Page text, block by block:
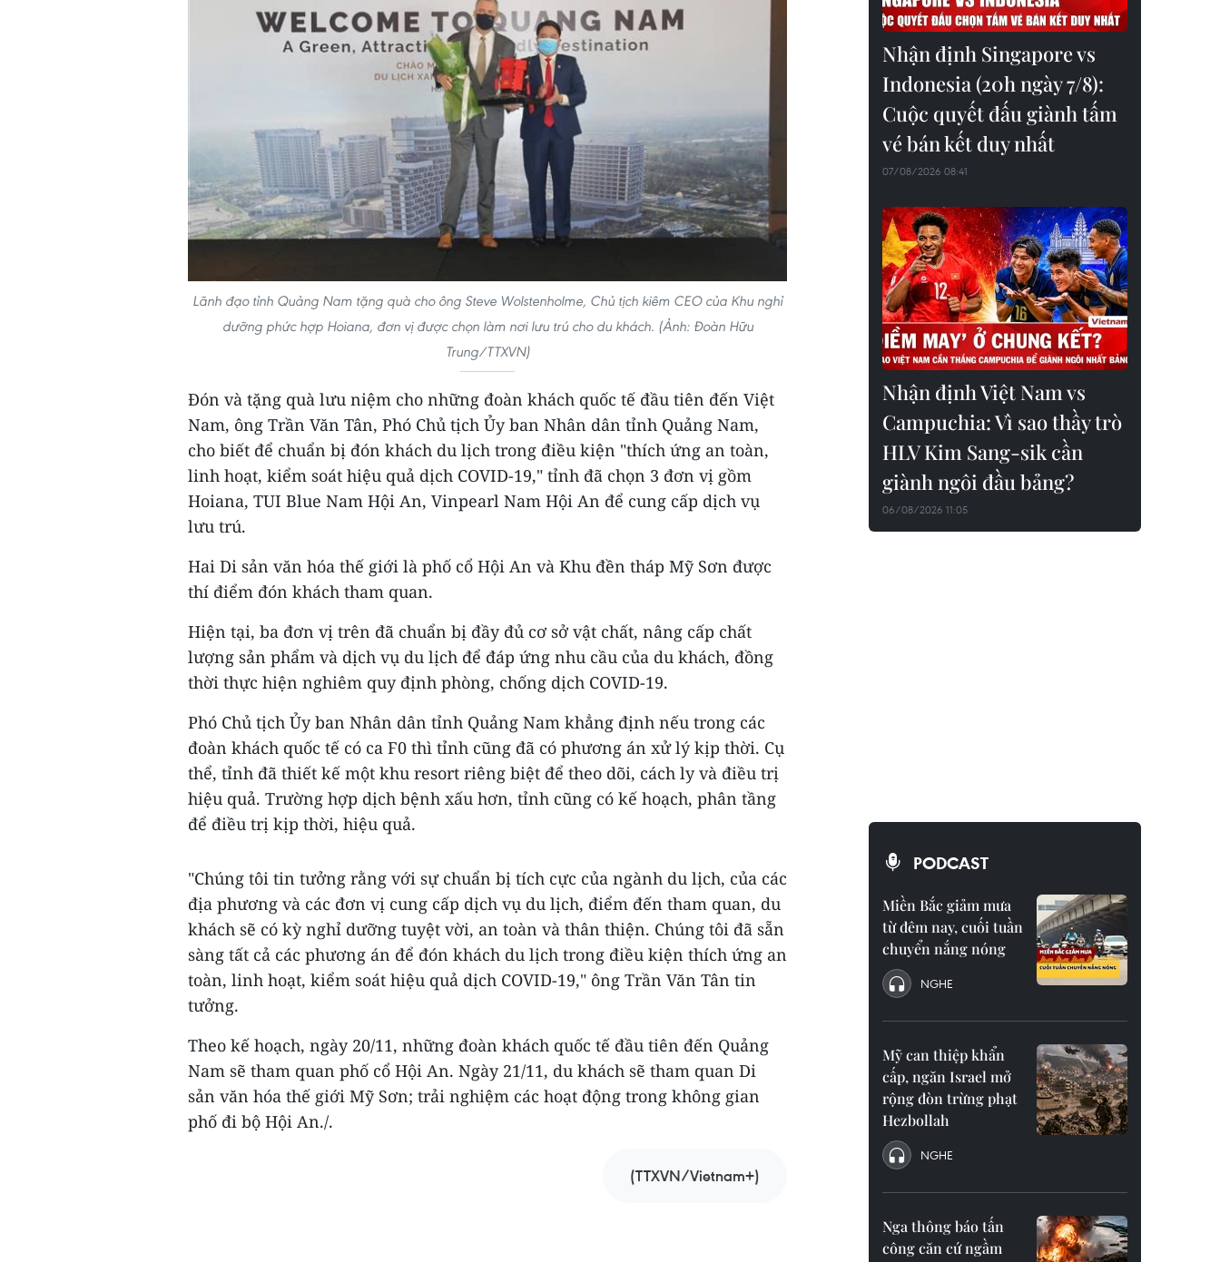
Lãnh đạo tỉnh Quảng Nam tặng quà cho ông Steve Wolstenholme, Chủ tịch kiêm CEO của Khu nghỉ
dưỡng phức hợp Hoiana, đơn vị được chọn làm nơi lưu trú cho du khách. (Ảnh: Đoàn Hữu
Trung/TTXVN)
Đón và tặng quà lưu niệm cho những đoàn khách quốc tế đầu tiên đến Việt
Nam, ông Trần Văn Tân, Phó Chủ tịch Ủy ban Nhân dân tỉnh Quảng Nam,
cho biết để chuẩn bị đón khách du lịch trong điều kiện "thích ứng an toàn,
linh hoạt, kiểm soát hiệu quả dịch COVID-19," tỉnh đã chọn 3 đơn vị gồm
Hoiana, TUI Blue Nam Hội An, Vinpearl Nam Hội An để cung cấp dịch vụ
lưu trú.
Hai Di sản văn hóa thế giới là phố cổ Hội An và Khu đền tháp Mỹ Sơn được
thí điểm đón khách tham quan.
Hiện tại, ba đơn vị trên đã chuẩn bị đầy đủ cơ sở vật chất, nâng cấp chất
lượng sản phẩm và dịch vụ du lịch để đáp ứng nhu cầu của du khách, đồng
thời thực hiện nghiêm quy định phòng, chống dịch COVID-19.
Phó Chủ tịch Ủy ban Nhân dân tỉnh Quảng Nam khẳng định nếu trong các
đoàn khách quốc tế có ca F0 thì tỉnh cũng đã có phương án xử lý kịp thời. Cụ
thể, tỉnh đã thiết kế một khu resort riêng biệt để theo dõi, cách ly và điều trị
hiệu quả. Trường hợp dịch bệnh xấu hơn, tỉnh cũng có kế hoạch, phân tầng
để điều trị kịp thời, hiệu quả.
"Chúng tôi tin tưởng rằng với sự chuẩn bị tích cực của ngành du lịch, của các
địa phương và các đơn vị cung cấp dịch vụ du lịch, điểm đến tham quan, du
khách sẽ có kỳ nghỉ dưỡng tuyệt vời, an toàn và thân thiện. Chúng tôi đã sẵn
sàng tất cả các phương án để đón khách du lịch trong điều kiện thích ứng an
toàn, linh hoạt, kiểm soát hiệu quả dịch COVID-19," ông Trần Văn Tân tin
tưởng.
Theo kế hoạch, ngày 20/11, những đoàn khách quốc tế đầu tiên đến Quảng
Nam sẽ tham quan phố cổ Hội An. Ngày 21/11, du khách sẽ tham quan Di
sản văn hóa thế giới Mỹ Sơn; trải nghiệm các hoạt động trong không gian
phố đi bộ Hội An./.
(TTXVN/Vietnam+)
Nhận định Singapore vs
Indonesia (20h ngày 7/8):
Cuộc quyết đấu giành tấm
vé bán kết duy nhất
07/08/2026 08:41
Nhận định Việt Nam vs
Campuchia: Vì sao thầy trò
HLV Kim Sang-sik cần
giành ngôi đầu bảng?
06/08/2026 11:05
PODCAST
Miền Bắc giảm mưa
từ đêm nay, cuối tuần
chuyển nắng nóng
NGHE
Mỹ can thiệp khẩn
cấp, ngăn Israel mở
rộng đòn trừng phạt
Hezbollah
NGHE
Nga thông báo tấn
công căn cứ ngầm